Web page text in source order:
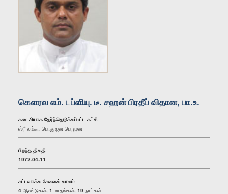
கௌரவ எம். டப்ளியு. டீ. சஹன் பிரதீப் விதான, பா.உ.
கடைசியாக தேர்ந்தெடுக்கப்பட்ட கட்சி
ஸ்ரீ லங்கா பொதுஜன பெரமுன
பிறந்த திகதி
1972-04-11
சட்டவாக்க சேவைக் காலம்
4 ஆண்டுகள், 1 மாதங்கள், 19 நாட்கள்